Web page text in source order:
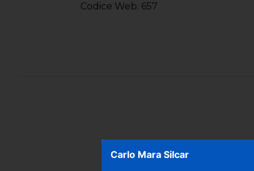
Codice Web: 657
Carlo Mara Silcar